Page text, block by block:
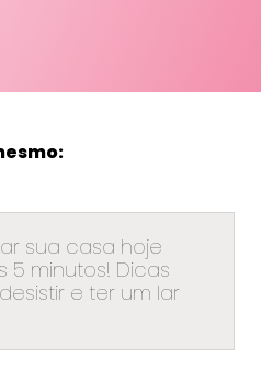
sua casa hoje
minutos! Dicas
e ter um lar